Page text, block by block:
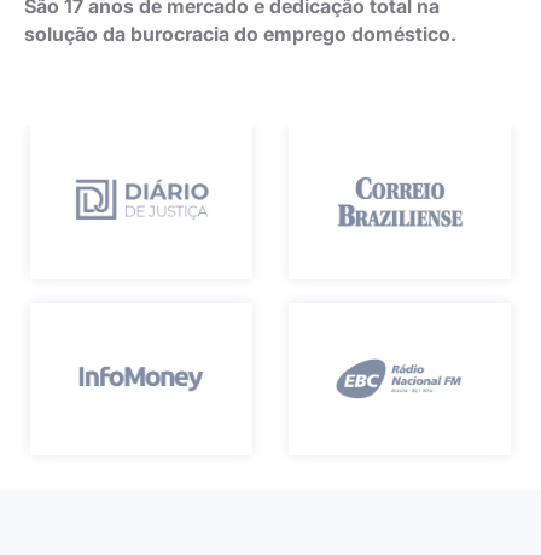
São 17 anos de mercado e dedicação total na
solução da burocracia do emprego doméstico.